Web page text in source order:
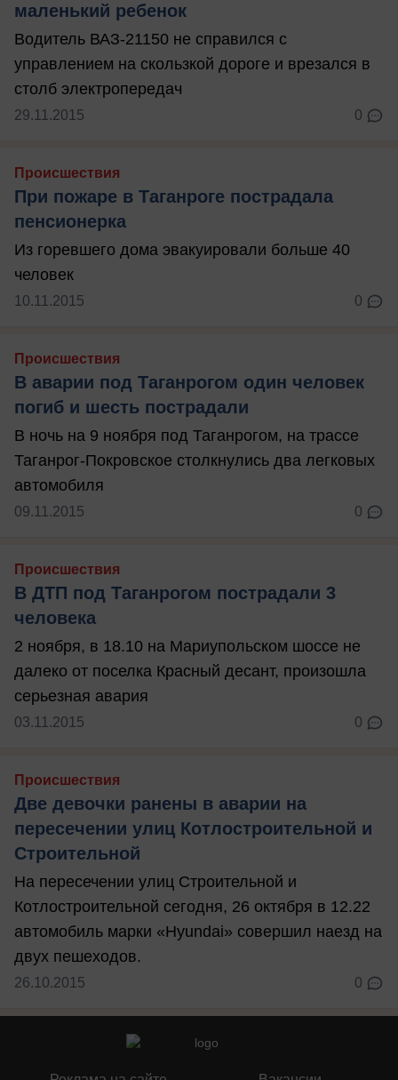
маленький ребенок
Водитель ВАЗ-21150 не справился с
управлением на скользкой дороге и врезался в
столб электропередач
29.11.2015 0
Происшествия
При пожаре в Таганроге пострадала
пенсионерка
Из горевшего дома эвакуировали больше 40
человек
10.11.2015 0
Происшествия
В аварии под Таганрогом один человек
погиб и шесть пострадали
В ночь на 9 ноября под Таганрогом, на трассе
Таганрог-Покровское столкнулись два легковых
автомобиля
09.11.2015 0
Происшествия
В ДТП под Таганрогом пострадали 3
человека
2 ноября, в 18.10 на Мариупольском шоссе не
далеко от поселка Красный десант, произошла
серьезная авария
03.11.2015 0
Происшествия
Две девочки ранены в аварии на
пересечении улиц Котлостроительной и
Строительной
На пересечении улиц Строительной и
Котлостроительной сегодня, 26 октября в 12.22
автомобиль марки «Hyundai» совершил наезд на
двух пешеходов.
26.10.2015 0